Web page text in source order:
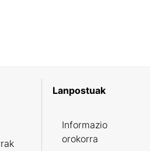
Lanpostuak
Informazio
orokorra